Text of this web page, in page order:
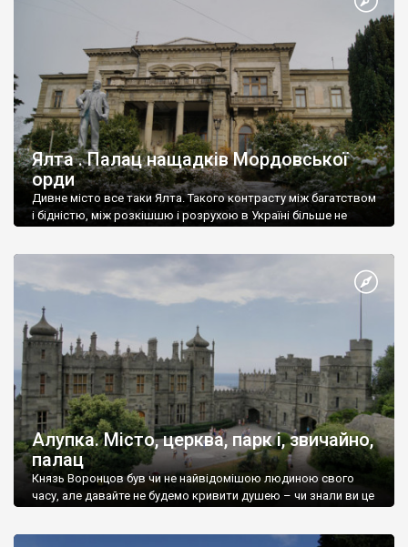
Ялта . Палац нащадків Мордовської
орди
Дивне місто все таки Ялта. Такого контрасту між багатством
і бідністю, між розкішшю і розрухою в Україні більше не
Алупка. Місто, церква, парк і, звичайно,
палац
Князь Воронцов був чи не найвідомішою людиною свого
часу, але давайте не будемо кривити душею – чи знали ви це